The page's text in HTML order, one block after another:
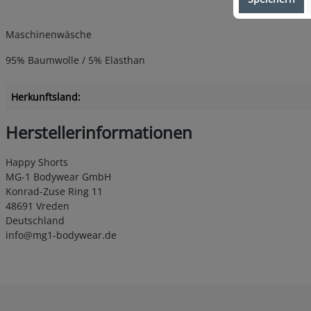
Maschinenwäsche
95% Baumwolle / 5% Elasthan
Herkunftsland:
Herstellerinformationen
Happy Shorts
MG-1 Bodywear GmbH
Konrad-Zuse Ring 11
48691 Vreden
Deutschland
info@mg1-bodywear.de